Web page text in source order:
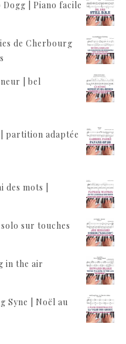
| Piano facile
de Cherbourg
| bel
partition adaptée
mots |
sur touches
in the air
Syne | Noël au